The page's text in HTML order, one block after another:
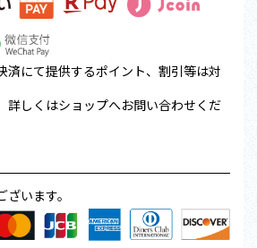
にて提供するポイント、割引等は対
しくはショップへお問い合わせくだ
います。